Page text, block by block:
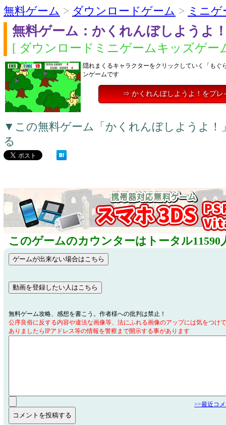
無料ゲーム > ダウンロードゲーム > ミニゲ
無料ゲーム：かくれんぼしようよ
[ ダウンロードミニゲームキッズゲー
隠れまくるキャラクターをクリックしていく「もぐ
ンゲームです
⇒ かくれんぼしようよ！をプレ
▼この無料ゲーム「かくれんぼしようよ！
る
このゲームのカウンターはトータル11590
無料ゲーム攻略、感想を書こう。作者様への批判は禁止！
公序良俗に反する内容や違法な画像等、法にふれる画像のアップには気をつけ
ありましたらIPアドレス等の情報を警察まで開示する事があります
>>最近コ